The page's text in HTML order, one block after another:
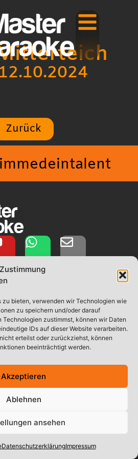
zu bieten, verwenden wir Technologien wie
zu speichern und/oder darauf
Technologien zustimmst, können wir Daten
IDs auf dieser Website verarbeiten.
erteilst oder zurückziehst, können
beeinträchtigt werden.
Akzeptieren
Ablehnen
ansehen
DatenschutzerklärungImpressum
Zurück
karaoke.de
(0) 160 93188674
Events| Powered by HappyWP